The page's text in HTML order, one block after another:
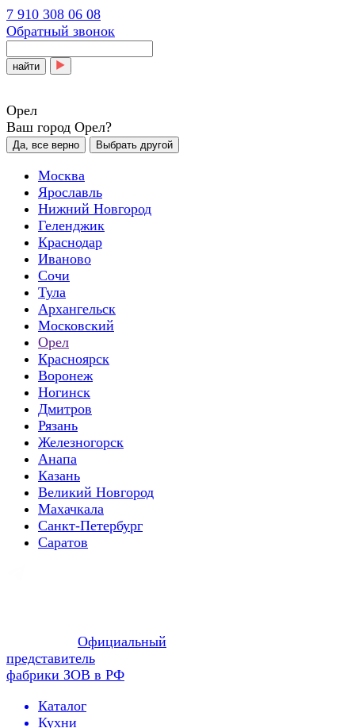
7 910 308 06 08
Обратный звонок
найти
Орел
Ваш город Орел?
Да, все верно Выбрать другой
Москва
Ярославль
Нижний Новгород
Геленджик
Краснодар
Иваново
Сочи
Тула
Архангельск
Московский
Орел
Красноярск
Воронеж
Ногинск
Дмитров
Рязань
Железногорск
Анапа
Казань
Великий Новгород
Махачкала
Санкт-Петербург
Саратов
Официальный
представитель
фабрики ЗОВ в РФ
Каталог
Кухни